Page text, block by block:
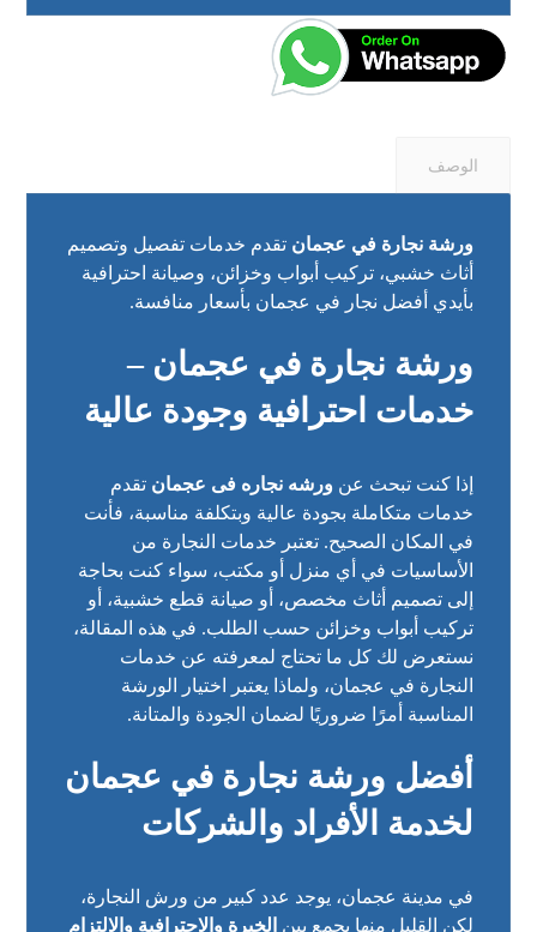
الوصف
ورشة نجارة في عجمان تقدم خدمات تفصيل وتصميم
أثاث خشبي، تركيب أبواب وخزائن، وصيانة احترافية
بأيدي أفضل نجار في عجمان بأسعار منافسة.
ورشة نجارة في عجمان –
خدمات احترافية وجودة عالية
إذا كنت تبحث عنورشه نجاره فى عجمان تقدم
خدمات متكاملة بجودة عالية وبتكلفة مناسبة، فأنت
في المكان الصحيح. تعتبر خدمات النجارة من
الأساسيات في أي منزل أو مكتب، سواء كنت بحاجة
إلى تصميم أثاث مخصص، أو صيانة قطع خشبية، أو
تركيب أبواب وخزائن حسب الطلب. في هذه المقالة،
نستعرض لك كل ما تحتاج لمعرفته عن خدمات
النجارة في عجمان، ولماذا يعتبر اختيار الورشة
المناسبة أمرًا ضروريًا لضمان الجودة والمتانة.
أفضل ورشة نجارة في عجمان
لخدمة الأفراد والشركات
في مدينة عجمان، يوجد عدد كبير من ورش النجارة،
لكن القليل منها يجمع بين الخبرة والاحترافية والالتزام